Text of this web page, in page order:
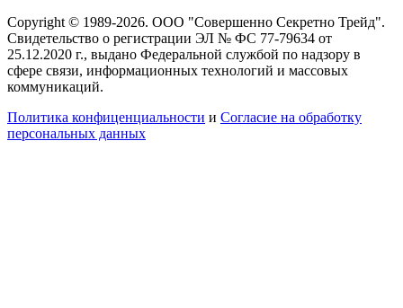
Copyright © 1989-2026. ООО "Совершенно Секретно Трейд".
Свидетельство о регистрации ЭЛ № ФС 77-79634 от
25.12.2020 г., выдано Федеральной службой по надзору в
сфере связи, информационных технологий и массовых
коммуникаций.
Политика конфиценциальности и Согласие на обработку
персональных данных